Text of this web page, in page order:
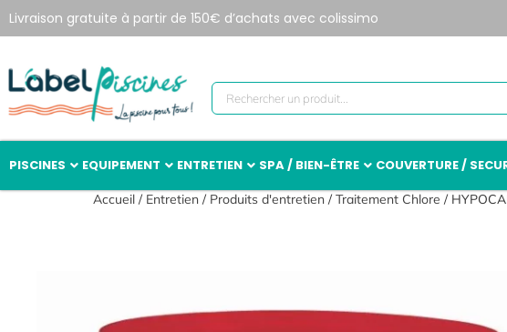
Livraison gratuite à partir de 150€ d’achats avec colissimo
PISCINES EQUIPEMENT ENTRETIEN SPA / BIEN-ÊTRE COUVERTURE /
Accueil / Entretien / Produits d'entretien /Traitement Chlore /